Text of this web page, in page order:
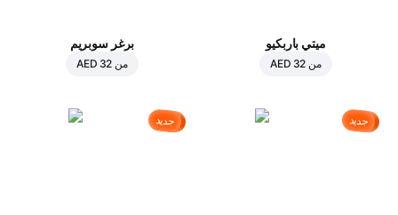
ميتي باربكيو
من AED 32
برغر سوبريم
من AED 32
جديد جديد